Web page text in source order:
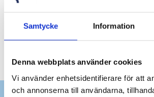
Samtycke Information
Denna webbplats använder cookies
Vi använder enhetsidentifierare för att
och annonserna till användarna,